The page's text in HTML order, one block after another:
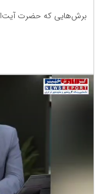
برش‌هایی كه حضرت